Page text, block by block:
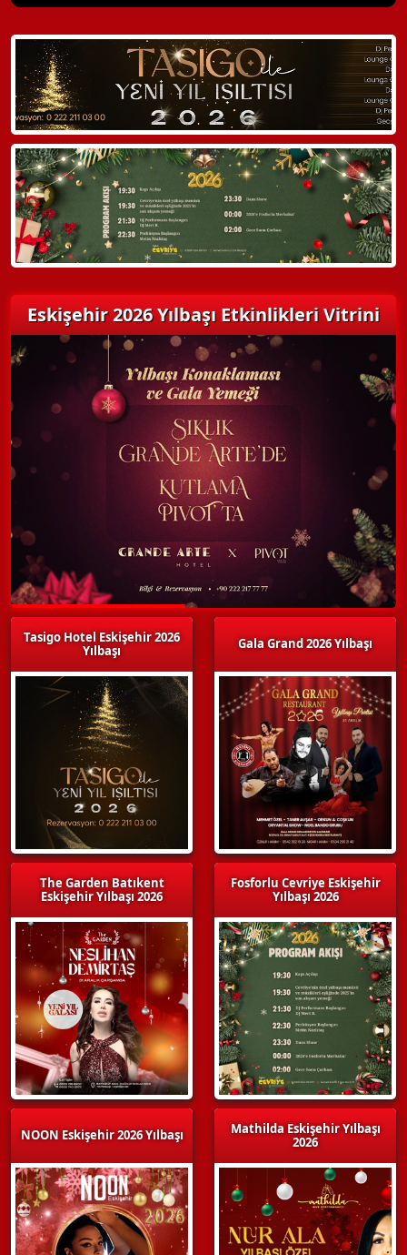
WhatsApp ile Bilgi Alın
Hemen Arayın
Detaylı Bilgi Alın
Eskişehir 2026 Yılbaşı Etkinlikleri Vitrini
Tasigo Hotel Eskişehir 2026
Yılbaşı
The Garden Batıkent
Eskişehir Yılbaşı 2026
NOON Eskişehir 2026 Yılbaşı
Gala Grand 2026 Yılbaşı
Fosforlu Cevriye Eskişehir
Yılbaşı 2026
Mathilda Eskişehir Yılbaşı
2026